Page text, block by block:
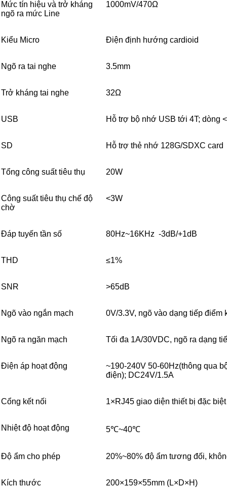
Mức tín hiệu và trở kháng
ngõ ra mức Line
1000mV/470Ω
Kiểu Micro Điện định hướng cardioid
Ngõ ra tai nghe 3.5mm
Trở kháng tai nghe 32Ω
USB Hỗ trợ bộ nhớ USB tới 4T; dòng
SD Hỗ trợ thẻ nhớ 128G/SDXC card
Tổng công suất tiêu thụ 20W
Công suất tiêu thụ chế độ
chờ
<3W
Đáp tuyến tần số 80Hz~16KHz -3dB/+1dB
THD ≤1%
SNR >65dB
Ngõ vào ngắn mạch 0V/3.3V, ngõ vào dạng tiếp điểm
Ngõ ra ngăn mạch Tối đa 1A/30VDC, ngõ ra dạng
Điện áp hoạt động
~190-240V 50-60Hz(thông qua
điện); DC24V/1.5A
Cổng kết nối 1×RJ45 giao diện thiết bị đặc biệt
Nhiệt độ hoạt động 5℃~40℃
Độ ẩm cho phép 20%~80% độ ẩm tương đối,
Kích thước 200×159×55mm (L×D×H)